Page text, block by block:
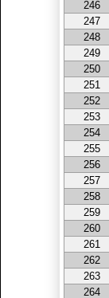
246
247
248
249
250
251
252
253
254
255
256
257
258
259
260
261
262
263
264